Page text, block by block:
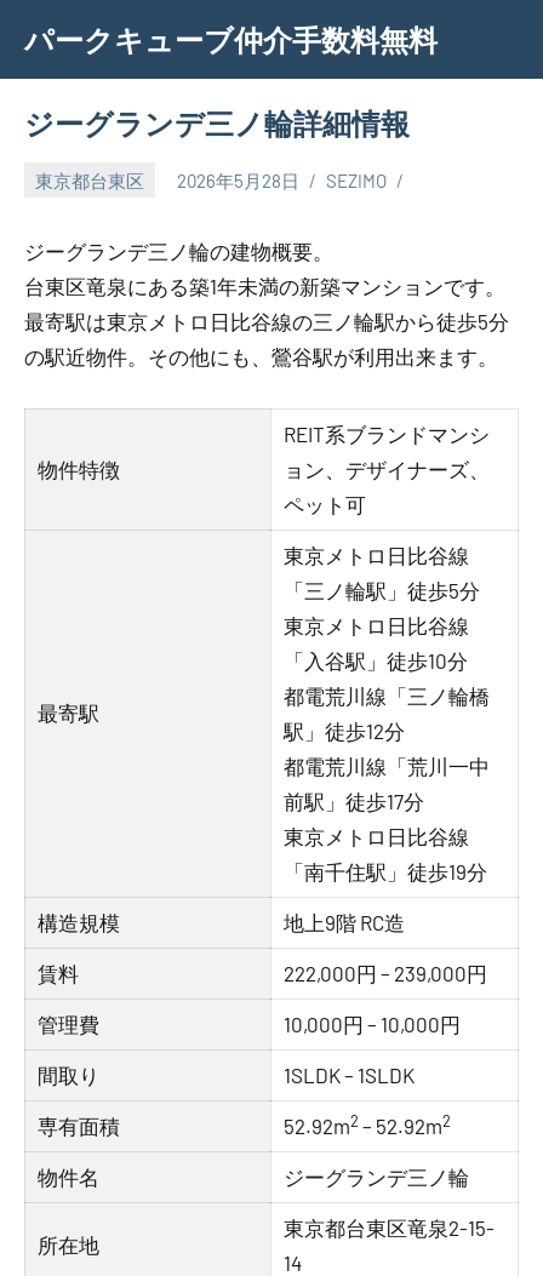
content
パークキューブ仲介手数料無料
ジーグランデ三ノ輪詳細情報
東京都台東区 2026年5月28日 SEZIMO
ジーグランデ三ノ輪の建物概要。
台東区竜泉にある築1年未満の新築マンションです。
最寄駅は東京メトロ日比谷線の三ノ輪駅から徒歩5分
の駅近物件。その他にも、鶯谷駅が利用出来ます。
物件特徴
REIT系ブランドマンシ
ョン、デザイナーズ、
ペット可
最寄駅
東京メトロ日比谷線
「三ノ輪駅」徒歩5分
東京メトロ日比谷線
「入谷駅」徒歩10分
都電荒川線「三ノ輪橋
駅」徒歩12分
都電荒川線「荒川一中
前駅」徒歩17分
東京メトロ日比谷線
「南千住駅」徒歩19分
構造規模 地上9階 RC造
賃料 222,000円 – 239,000円
管理費 10,000円 – 10,000円
間取り 1SLDK – 1SLDK
専有面積 52.92m2 – 52.92m2
物件名 ジーグランデ三ノ輪
所在地
東京都台東区竜泉2-15-
14